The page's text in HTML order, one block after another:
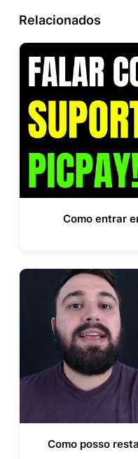
Relacionados
Como entrar
Como posso